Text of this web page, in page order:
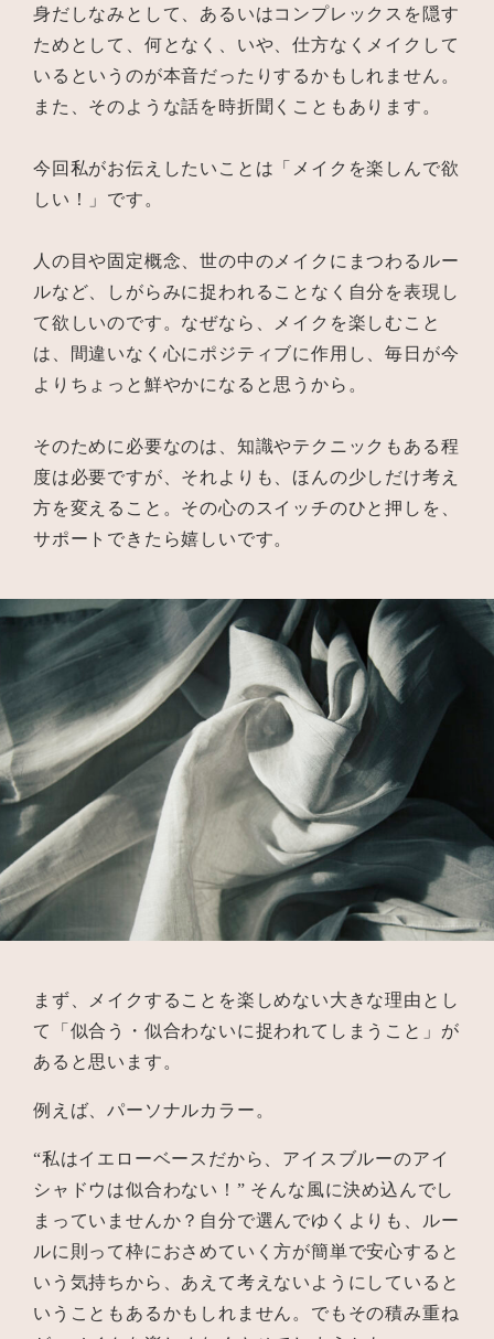
身だしなみとして、あるいはコンプレックスを隠す
ためとして、何となく、いや、仕方なくメイクして
いるというのが本音だったりするかもしれません。
また、そのような話を時折聞くこともあります。
今回私がお伝えしたいことは「メイクを楽しんで欲
しい！」です。
人の目や固定概念、世の中のメイクにまつわるルー
ルなど、しがらみに捉われることなく自分を表現し
て欲しいのです。なぜなら、メイクを楽しむこと
は、間違いなく心にポジティブに作用し、毎日が今
よりちょっと鮮やかになると思うから。
そのために必要なのは、知識やテクニックもある程
度は必要ですが、それよりも、ほんの少しだけ考え
方を変えること。その心のスイッチのひと押しを、
サポートできたら嬉しいです。
まず、メイクすることを楽しめない大きな理由とし
て「似合う・似合わないに捉われてしまうこと」が
あると思います。
例えば、パーソナルカラー。
“私はイエローベースだから、アイスブルーのアイ
シャドウは似合わない！” そんな風に決め込んでし
まっていませんか？自分で選んでゆくよりも、ルー
ルに則って枠におさめていく方が簡単で安心すると
いう気持ちから、あえて考えないようにしていると
いうこともあるかもしれません。でもその積み重ね